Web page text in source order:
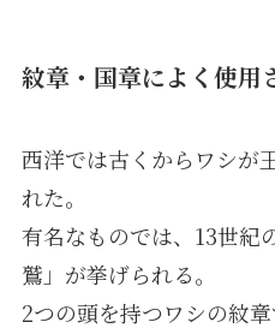
紋章・国章によく使用
西洋では古くからワシが
れた。
有名なものでは、13世紀
鷲」が挙げられる。
2つの頭を持つワシの紋